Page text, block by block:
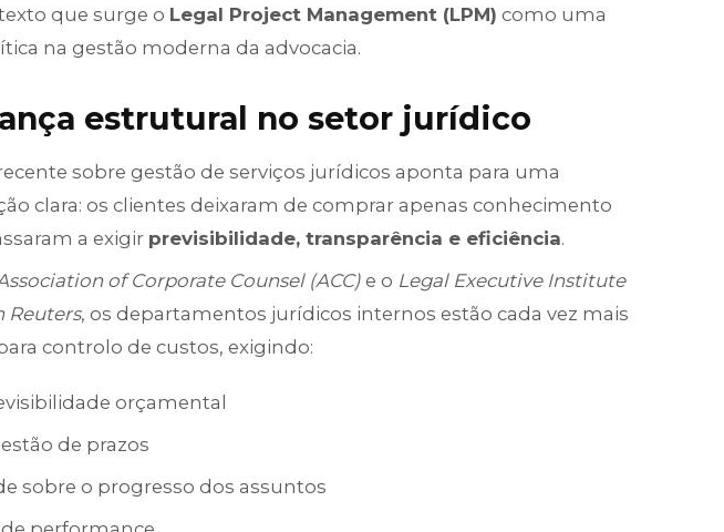
que surge o Legal Project Management (LPM) como uma
na gestão moderna da advocacia.
estrutural no setor jurídico
sobre gestão de serviços jurídicos aponta para uma
clara: os clientes deixaram de comprar apenas conhecimento
a exigir previsibilidade, transparência e eficiência.
of Corporate Counsel (ACC)e o Legal Executive Institute
Reuters, os departamentos jurídicos internos estão cada vez mais
controlo de custos, exigindo:
orçamental
de prazos
sobre o progresso dos assuntos